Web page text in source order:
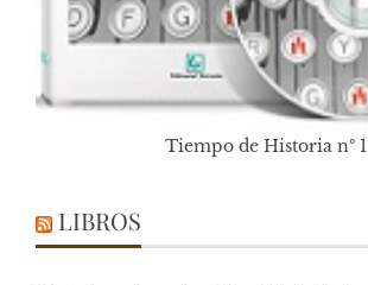
Tiempo de Historia nº 1
LIBROS